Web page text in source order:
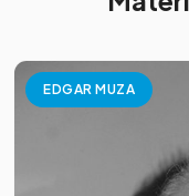
EDGAR MUZA